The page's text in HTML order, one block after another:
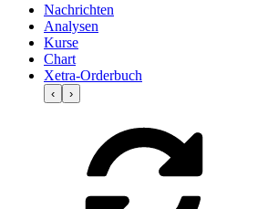
Nachrichten
Analysen
Kurse
Chart
Xetra-Orderbuch
‹ ›